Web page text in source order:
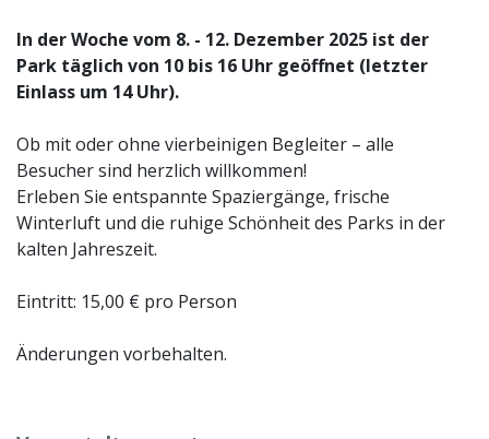
In der Woche vom 8. - 12. Dezember 2025 ist der
Park täglich von 10 bis 16 Uhr geöffnet (letzter
Einlass um 14 Uhr).
Ob mit oder ohne vierbeinigen Begleiter – alle
Besucher sind herzlich willkommen!
Erleben Sie entspannte Spaziergänge, frische
Winterluft und die ruhige Schönheit des Parks in der
kalten Jahreszeit.
Eintritt: 15,00 € pro Person
Änderungen vorbehalten.